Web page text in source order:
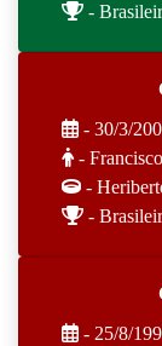
-
- 30/3/
-
-
-
- 25/8/